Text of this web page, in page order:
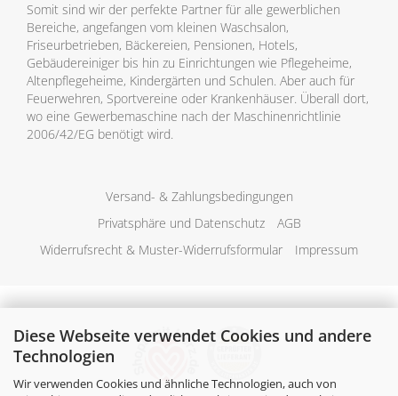
Diese Webseite verwendet Cookies und andere
Technologien
Wir verwenden Cookies und ähnliche Technologien, auch von
Somit sind wir der perfekte Partner für alle gewerblichen
Bereiche, angefangen vom kleinen Waschsalon,
Friseurbetrieben, Bäckereien, Pensionen, Hotels,
Gebäudereiniger bis hin zu Einrichtungen wie Pflegeheime,
Altenpflegeheime, Kindergärten und Schulen. Aber auch für
Feuerwehren, Sportvereine oder Krankenhäuser. Überall dort,
wo eine Gewerbemaschine nach der Maschinenrichtlinie
2006/42/EG benötigt wird.
Versand- & Zahlungsbedingungen
Privatsphäre und Datenschutz
AGB
Widerrufsrecht & Muster-Widerrufsformular
Impressum